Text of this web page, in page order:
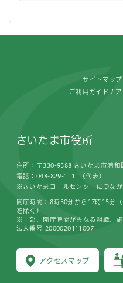
サイトマップ
ご利用ガイド
さいたま市役所
住所：〒330-9588 さいたま市浦和
電話：048-829-1111（代表）
※さいたまコールセンターにつなが
アクセスマップ
開庁時間：8時30分から17時15分
を除く）
※一部、開庁時間が異なる組織、施
法人番号 2000020111007